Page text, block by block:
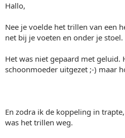
Hallo,
Nee je voelde het trillen van een
net bij je voeten en onder je stoel.
Het was niet gepaard met geluid.
schoonmoeder uitgezet ;-) maar
En zodra ik de koppeling in
was het trillen weg.